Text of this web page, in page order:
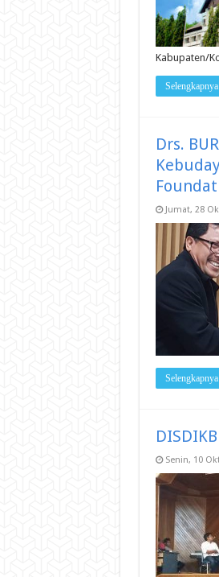
Kabupaten/
Drs.
Jumat, 28
Senin, 10